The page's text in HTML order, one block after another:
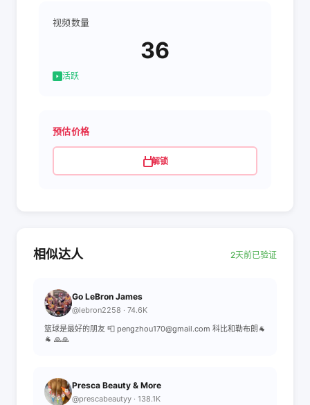
视频数量
36
活跃
预估价格
解锁
相似达人 2天前已验证
Go LeBron James
@lebron2258 · 74.6K
篮球是最好的朋友 📮 pengzhou170@gmail.com 科比和勒布朗🐐
🐐 🙏🙏
Presca Beauty & More
@prescabeautyy · 138.1K